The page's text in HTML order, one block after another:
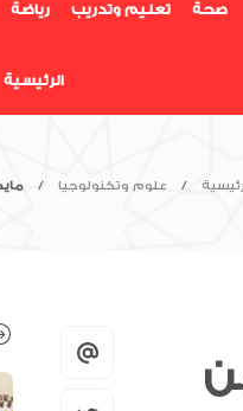
رياضة تعليم وتدريب صحة
الرئيسية
علوم وتكنولوجيا
يحصل على اعتراف
على الأسواق المالية